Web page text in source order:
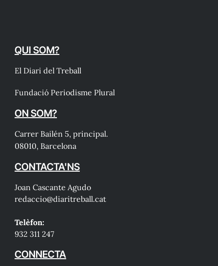
QUI SOM?
El Diari del Treball
Fundació Periodisme Plural
ON SOM?
Carrer Bailén 5, principal.
08010, Barcelona
CONTACTA'NS
Joan Cascante Agudo
redaccio@diaritreball.cat
Telèfon:
932 311 247
CONNECTA